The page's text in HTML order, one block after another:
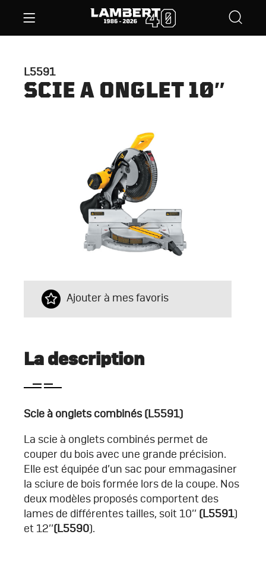
L5591
SCIE A ONGLET 10″
Ajouter à mes favoris
La description
Scie à onglets combinés (L5591)
La scie à onglets combinés permet de
couper du bois avec une grande précision.
Elle est équipée d’un sac pour emmagasiner
la sciure de bois formée lors de la coupe. Nos
deux modèles proposés comportent des
lames de différentes tailles, soit 10’’ (L5591)
et 12’’(L5590).